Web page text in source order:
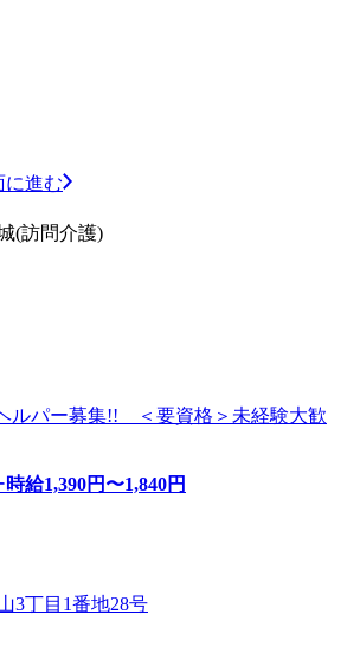
に進む
(訪問介護)
ルパー募集!! ＜要資格＞未経験大歓
時給1,390円〜1,840円
3丁目1番地28号